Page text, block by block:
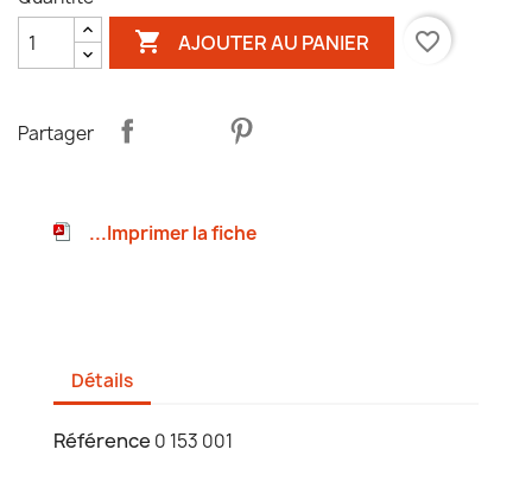
 AJOUTER AU PANIER favorite_border
Partager
...Imprimer la fiche
Détails
Référence 0 153 001